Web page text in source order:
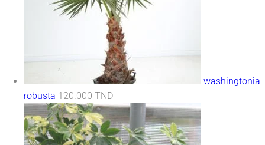
washingtonia
robusta 120.000 TND